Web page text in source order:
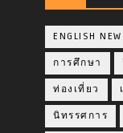
ENGLISH
การศึกษา
ท่องเที่ยว
นิทรรศการ